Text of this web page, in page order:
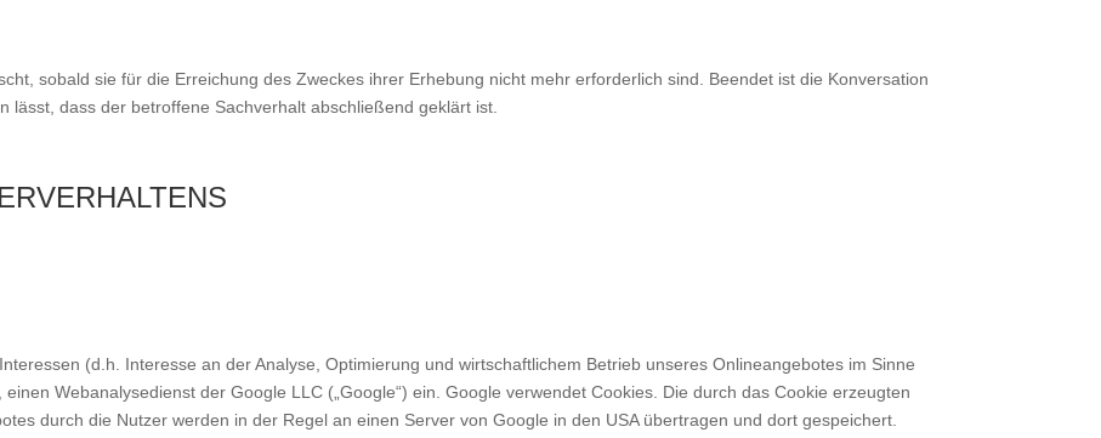
sobald sie für die Erreichung des Zweckes ihrer Erhebung nicht mehr erforderlich sind. Beendet ist die Konversation
lässt, dass der betroffene Sachverhalt abschließend geklärt ist.
(d.h. Interesse an der Analyse, Optimierung und wirtschaftlichem Betrieb unseres Onlineangebotes im Sinne
Webanalysedienst der Google LLC („Google“) ein. Google verwendet Cookies. Die durch das Cookie erzeugten
durch die Nutzer werden in der Regel an einen Server von Google in den USA übertragen und dort gespeichert.